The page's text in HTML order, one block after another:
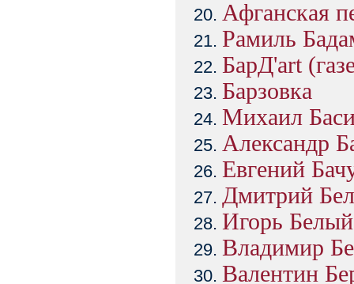
Афганская
Рамиль
БарД'art
Барзовка
Михаил
Александр
Евгений
Дмитрий
Игорь Белый
Владимир
Валентин